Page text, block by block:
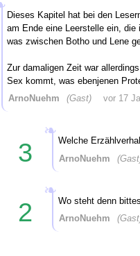
Dieses Kapitel hat bei den
am Ende eine Leerstelle ein,
was zwischen Botho und Lene
Zur damaligen Zeit war
Sex kommt, was ebenjenen
ArnoNuehm
(Gast) vor 17
3
Welche
ArnoNuehm
2
Wo steht denn
ArnoNuehm